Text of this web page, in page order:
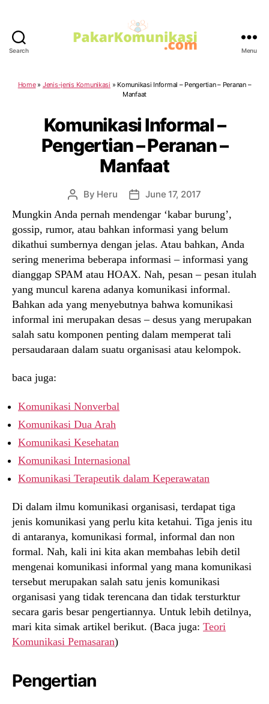
Search Menu
Home» Jenis-jenis Komunikasi » Komunikasi Informal – Pengertian – Peranan –
Manfaat
Komunikasi Informal –
Pengertian – Peranan –
Manfaat
Post
By Heru
Post
date
June 17, 2017
Mungkin Anda pernah mendengar ‘kabar burung’,
gossip, rumor, atau bahkan informasi yang belum
dikathui sumbernya dengan jelas. Atau bahkan, Anda
sering menerima beberapa informasi – informasi yang
dianggap SPAM atau HOAX. Nah, pesan – pesan itulah
yang muncul karena adanya komunikasi informal.
Bahkan ada yang menyebutnya bahwa komunikasi
informal ini merupakan desas – desus yang merupakan
salah satu komponen penting dalam memperat tali
persaudaraan dalam suatu organisasi atau kelompok.
baca juga:
Komunikasi Nonverbal
Komunikasi Dua Arah
Komunikasi Kesehatan
Komunikasi Internasional
Komunikasi Terapeutik dalam Keperawatan
Di dalam ilmu komunikasi organisasi, terdapat tiga
jenis komunikasi yang perlu kita ketahui. Tiga jenis itu
di antaranya, komunikasi formal, informal dan non
formal. Nah, kali ini kita akan membahas lebih detil
mengenai komunikasi informal yang mana komunikasi
tersebut merupakan salah satu jenis komunikasi
organisasi yang tidak terencana dan tidak tersturktur
secara garis besar pengertiannya. Untuk lebih detilnya,
mari kita simak artikel berikut. (Baca juga: Teori
Komunikasi Pemasaran)
Pengertian